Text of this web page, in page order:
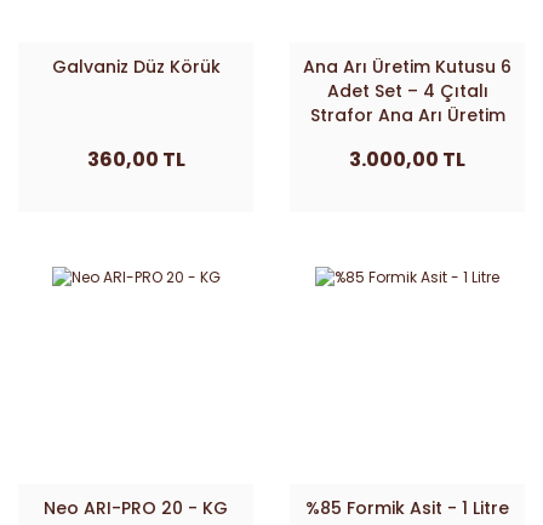
Galvaniz Düz Körük
360,00 TL
Ana Arı Üretim Kutusu 6
Adet Set – 4 Çıtalı
Strafor Ana Arı Üretim
3.000,00 TL
Neo ARI-PRO 20 - KG %85 Formik Asit - 1 Litre